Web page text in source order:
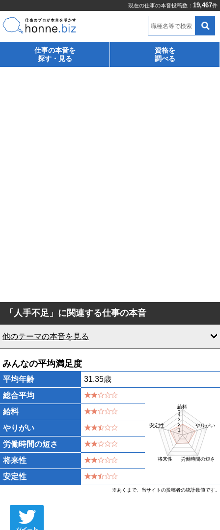
現在の仕事の本音投稿数： 19,467件
職種名等で検索
仕事の本音を
探す・見る
資格を
調べる
「人手不足」に関連する仕事の本音
他のテーマの本音を見る
みんなの平均満足度
平均年齢
31.35歳
総合平均
1
2
3
4
5
給料
やりがい
労働時間の短さ
将来性
安定性
給料
やりがい
労働時間の短さ
将来性
安定性
※あくまで、当サイトの投稿者の統計数値です。